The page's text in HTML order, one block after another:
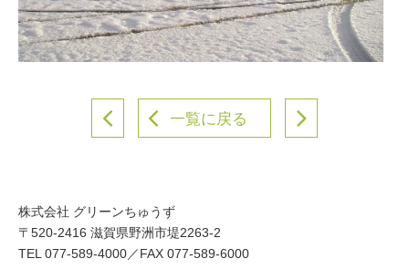
一覧に戻る
株式会社 グリーンちゅうず
〒520-2416 滋賀県野洲市堤2263-2
TEL 077-589-4000／FAX 077-589-6000